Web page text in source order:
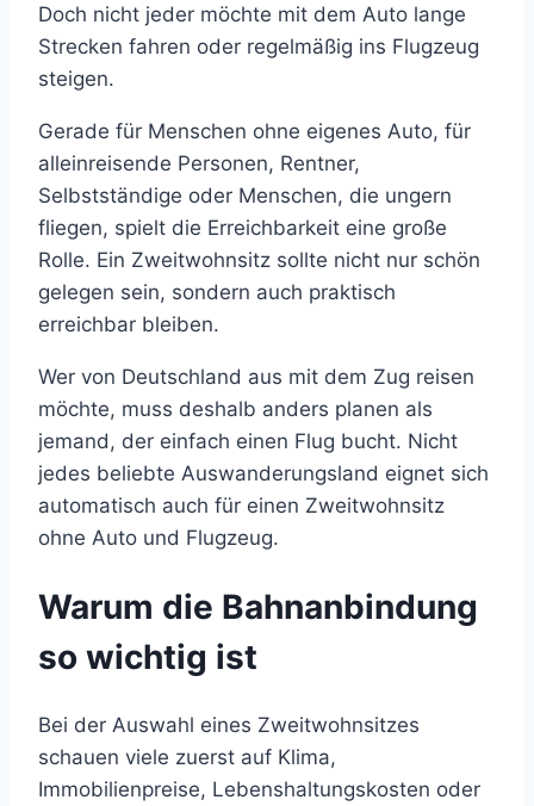
Doch nicht jeder möchte mit dem Auto lange
Strecken fahren oder regelmäßig ins Flugzeug
steigen.
Gerade für Menschen ohne eigenes Auto, für
alleinreisende Personen, Rentner,
Selbstständige oder Menschen, die ungern
fliegen, spielt die Erreichbarkeit eine große
Rolle. Ein Zweitwohnsitz sollte nicht nur schön
gelegen sein, sondern auch praktisch
erreichbar bleiben.
Wer von Deutschland aus mit dem Zug reisen
möchte, muss deshalb anders planen als
jemand, der einfach einen Flug bucht. Nicht
jedes beliebte Auswanderungsland eignet sich
automatisch auch für einen Zweitwohnsitz
ohne Auto und Flugzeug.
Warum die Bahnanbindung
so wichtig ist
Bei der Auswahl eines Zweitwohnsitzes
schauen viele zuerst auf Klima,
Immobilienpreise, Lebenshaltungskosten oder